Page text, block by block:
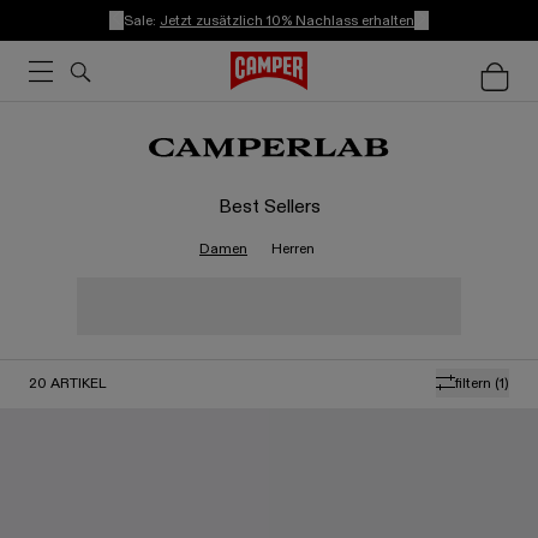
Sale: Jetzt zusätzlich 10% Nachlass erhalten
Best Sellers
Damen Herren
filtern (1)
20 ARTIKEL